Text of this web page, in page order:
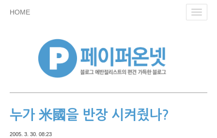
HOME
누가 米國을 반장 시켜줬나?
2005. 3. 30. 08:23